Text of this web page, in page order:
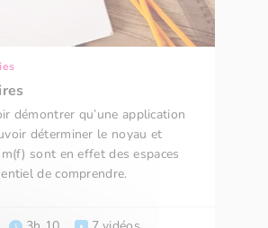
démontrer qu’une application
déterminer le noyau et
sont en effet des espaces
de comprendre.